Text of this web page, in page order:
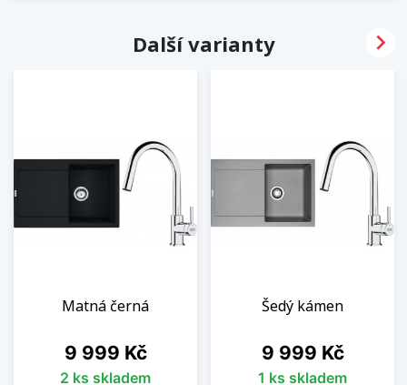
Další varianty
Matná černá
Cena
9 999 Kč
2 ks skladem
Šedý kámen
Cena
9 999 Kč
1 ks skladem
